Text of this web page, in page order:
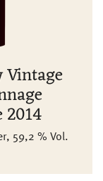
Vintage
2014
59,2 % Vol.